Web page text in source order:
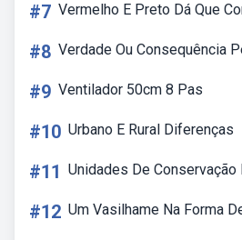
#7 Vermelho E Preto Dá Que
#8 Verdade Ou Consequência
#9 Ventilador 50cm 8 Pas
#10 Urbano E Rural Diferenças
#11 Unidades De Conservação
#12 Um Vasilhame Na Forma